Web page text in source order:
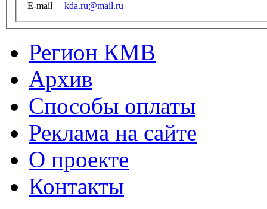
E-mail
kda.ru@mail.ru
Регион КМВ
Архив
Способы оплаты
Реклама на сайте
О проекте
Контакты